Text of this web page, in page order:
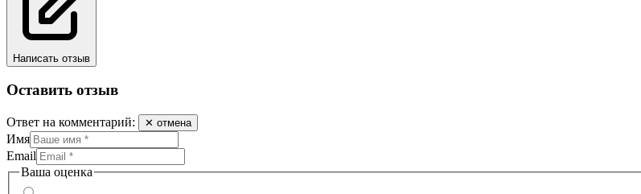
Написать отзыв
Оставить отзыв
Ответ на комментарий: ✕ отмена
Имя
Email
Ваша оценка